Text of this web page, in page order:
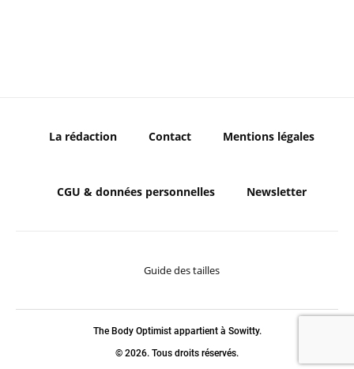
La rédaction Contact Mentions légales
CGU & données personnelles Newsletter
Guide des tailles
The Body Optimist appartient à Sowitty.
© 2026. Tous droits réservés.